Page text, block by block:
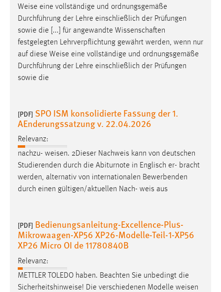
Weise eine vollständige und ordnungsgemäße
Durchführung der Lehre einschließlich der Prüfungen
sowie die [...] für angewandte Wissenschaften
festgelegten Lehrverpflichtung gewährt werden, wenn nur
auf diese Weise eine vollständige und ordnungsgemäße
Durchführung der Lehre einschließlich der Prüfungen
sowie die
[PDF] SPO ISM konsolidierte Fassung der 1.
AEnderungssatzung v. 22.04.2026
Relevanz:
nachzu- weisen. 2Dieser Nachweis kann von deutschen
Studierenden durch die Abiturnote in Englisch er- bracht
werden, alternativ von internationalen Bewerbenden
durch einen gültigen/aktuellen Nach- weis aus
[PDF] Bedienungsanleitung-Excellence-Plus-
Mikrowaagen-XP56 XP26-Modelle-Teil-1-XP56
XP26 Micro OI de 11780840B
Relevanz:
METTLER TOLEDO haben. Beachten Sie unbedingt die
Sicherheitshinweise! Die verschiedenen Modelle weisen
STATISTIK
Statistik Cookies erfassen Informationen anonym.
Diese Informationen helfen uns zu verstehen, wie
unsere Besucher unsere Website nutzen.
Matomo
Zweck:
Cookie Laufzeit:
Max. 13 Monate
Marketing Cookies werden von Drittanbietern
verwendet, um personalisierte Werbung anzuzeigen.
Sie tun dies, indem sie Besucher über Websites
Google Ads